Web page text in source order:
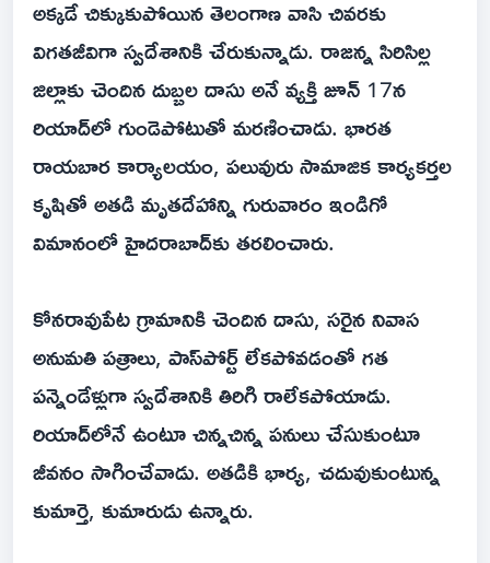
అక్కడే చిక్కుకుపోయిన తెలంగాణ వాసి చివరకు
విగతజీవిగా స్వదేశానికి చేరుకున్నాడు. రాజన్న సిరిసిల్ల
జిల్లాకు చెందిన దుబ్బల దాసు అనే వ్యక్తి జూన్ 17న
రియాద్‌లో గుండెపోటుతో మరణించాడు. భారత
రాయబార కార్యాలయం, పలువురు సామాజిక కార్యకర్తల
కృషితో అతడి మృతదేహాన్ని గురువారం ఇండిగో
విమానంలో హైదరాబాద్‌కు తరలించారు.
కోనరావుపేట గ్రామానికి చెందిన దాసు, సరైన నివాస
అనుమతి పత్రాలు, పాస్‌పోర్ట్ లేకపోవడంతో గత
పన్నెండేళ్లుగా స్వదేశానికి తిరిగి రాలేకపోయాడు.
రియాద్‌లోనే ఉంటూ చిన్నచిన్న పనులు చేసుకుంటూ
జీవనం సాగించేవాడు. అతడికి భార్య, చదువుకుంటున్న
కుమార్తె, కుమారుడు ఉన్నారు.